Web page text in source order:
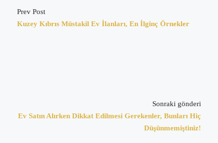
Prev Post
Kuzey Kıbrıs Müstakil Ev İlanları, En İlginç Örnekler
Sonraki gönderi
Ev Satın Alırken Dikkat Edilmesi Gerekenler, Bunları Hiç
Düşünmemiştiniz!